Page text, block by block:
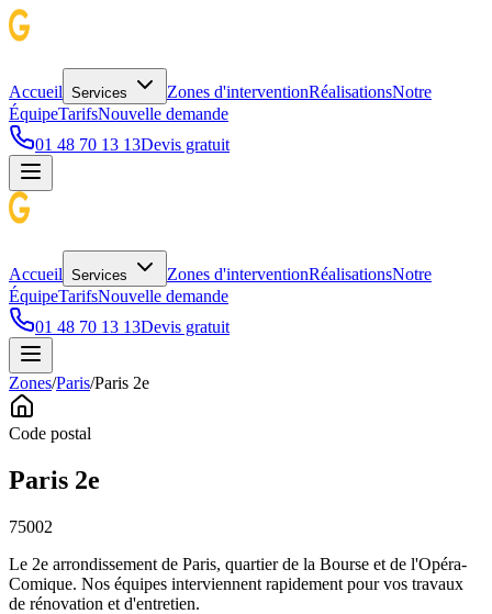
Accueil Services Zones d'interventionRéalisationsNotre
ÉquipeTarifsNouvelle demande
01 48 70 13 13Devis gratuit
Accueil Services Zones d'interventionRéalisationsNotre
ÉquipeTarifsNouvelle demande
01 48 70 13 13Devis gratuit
Zones/Paris/Paris 2e
Code postal
Paris 2e
75002
Le 2e arrondissement de Paris, quartier de la Bourse et de l'Opéra-
Comique. Nos équipes interviennent rapidement pour vos travaux
de rénovation et d'entretien.